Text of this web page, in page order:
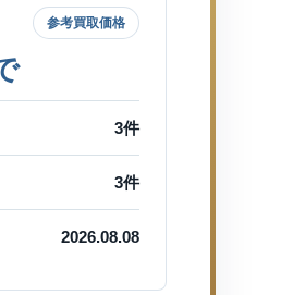
参考買取価格
3件
3件
2026.08.08